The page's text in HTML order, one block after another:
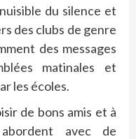
du silence et
des clubs de genre
des messages
matinales et
les écoles.
de bons amis et à
avec de